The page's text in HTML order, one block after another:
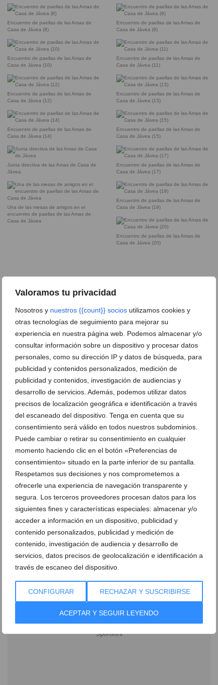
Valoramos tu privacidad
Nosotros y nuestros {{count}} socios utilizamos cookies y
otras tecnologías de seguimiento para mejorar su
experiencia en nuestra página web. Podemos almacenar y/o
consultar información sobre un dispositivo y procesar datos
personales, como su dirección IP y datos de búsqueda, para
publicidad y contenidos personalizados, medición de
publicidad y contenidos, investigación de audiencias y
desarrollo de servicios. Además, podemos utilizar datos
precisos de localización geográfica e identificación a través
del escaneado del dispositivo. Tenga en cuenta que su
consentimiento será válido en todos nuestros subdominios.
Puede cambiar o retirar su consentimiento en cualquier
momento haciendo clic en el botón «Preferencias de
consentimiento» situado en la parte inferior de su pantalla.
Respetamos sus decisiones y nos comprometemos a
ofrecerle una experiencia de navegación transparente y
segura. Los terceros proveedores procesan datos para los
siguientes fines y características especiales: almacenar y/o
acceder a información en un dispositivo, publicidad y
contenido personalizados, publicidad y medición de
contenido, investigación de audiencia y desarrollo de
servicios, datos precisos de geolocalización e identificación a
través de escaneo del dispositivo.
CONFIGURAR RECHAZAR Y SUSCRIBIRSE
ACEPTAR Y SEGUIR LEYENDO
Encuentro de paellas de las Amas de
Casa de Jávea (8)
Encuentro de paellas de las Amas de
Casa de Jávea (9)
Encuentro de paellas de las Amas de
Casa de Jávea (10)
Encuentro de paellas de las Amas de
Casa de Jávea (11)
Encuentro de paellas de las Amas de
Casa de Jávea (12)
Encuentro de paellas de las Amas de
Casa de Jávea (13)
Encuentro de paellas de las Amas de
Casa de Jávea (14)
Encuentro de paellas de las Amas de
Casa de Jávea (15)
Junta directiva de las Amas de Casa de
Jávea
Encuentro de paellas de las Amas de
Casa de Jávea (17)
Una de las mesas de amigos en el
encuentro de paellas de las Amas de
Casa de Jávea
Encuentro de paellas de las Amas de
Casa de Jávea (19)
Encuentro de paellas de las Amas de
Casa de Jávea (20)
Ver promociones
Ver sorteos